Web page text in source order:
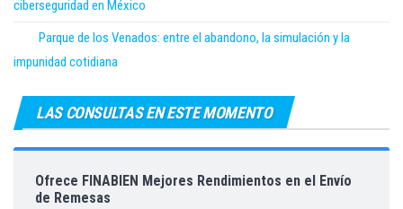
ciberseguridad en México
Parque de los Venados: entre el abandono, la simulación y la
impunidad cotidiana
LAS CONSULTAS EN ESTE MOMENTO
Ofrece FINABIEN Mejores Rendimientos en el Envío
de Remesas